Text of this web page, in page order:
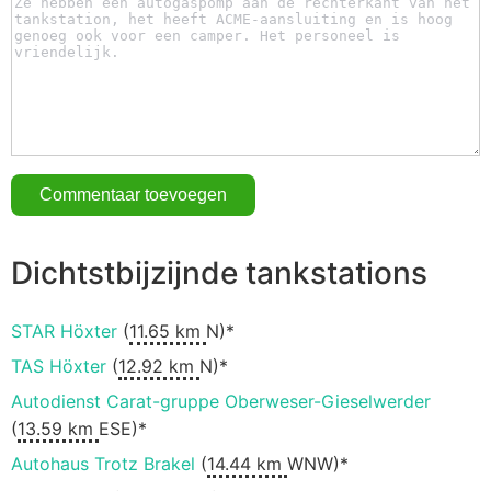
Dichtstbijzijnde tankstations
STAR Höxter (11.65 km N)*
TAS Höxter (12.92 km N)*
Autodienst Carat-gruppe Oberweser-Gieselwerder
(13.59 km ESE)*
Autohaus Trotz Brakel (14.44 km WNW)*